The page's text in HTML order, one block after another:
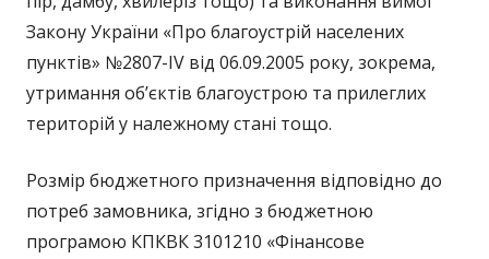
Закону України «Про благоустрій населених
пунктів» №2807-IV від 06.09.2005 року, зокрема,
утримання об’єктів благоустрою та прилеглих
територій у належному стані тощо.
Розмір бюджетного призначення відповідно до
потреб замовника, згідно з бюджетною
програмою КПКВК 3101210 «Фінансове